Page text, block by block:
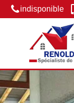
indisponible